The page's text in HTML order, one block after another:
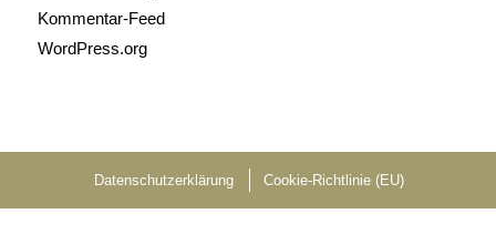
Kommentar-Feed
WordPress.org
Datenschutzerklärung Cookie-Richtlinie (EU)